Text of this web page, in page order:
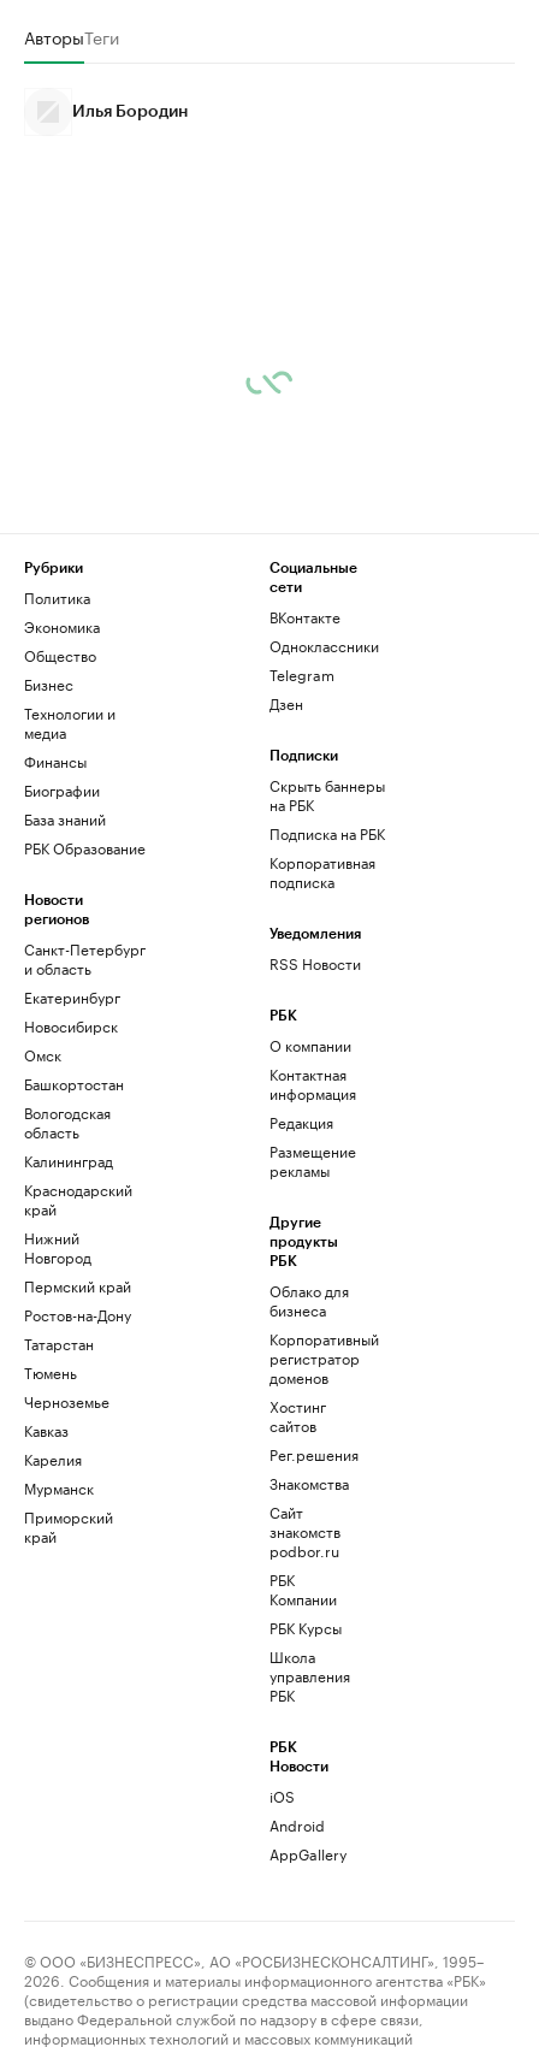
АвторыТеги
Илья Бородин
Рубрики
Политика
Экономика
Общество
Бизнес
Технологии и
медиа
Финансы
Биографии
База знаний
РБК Образование
Новости
регионов
Санкт-Петербург
и область
Екатеринбург
Новосибирск
Омск
Башкортостан
Вологодская
область
Калининград
Краснодарский
край
Нижний
Новгород
Пермский край
Ростов-на-Дону
Татарстан
Тюмень
Черноземье
Кавказ
Карелия
Мурманск
Приморский
край
Социальные
сети
ВКонтакте
Одноклассники
Telegram
Дзен
Подписки
Скрыть баннеры
на РБК
Подписка на РБК
Корпоративная
подписка
Уведомления
RSS Новости
РБК
О компании
Контактная
информация
Редакция
Размещение
рекламы
Другие
продукты
РБК
Облако для
бизнеса
Корпоративный
регистратор
доменов
Хостинг
сайтов
Рег.решения
Знакомства
Сайт
знакомств
podbor.ru
РБК
Компании
РБК Курсы
Школа
управления
РБК
РБК
Новости
iOS
Android
AppGallery
© ООО «БИЗНЕСПРЕСС», АО «РОСБИЗНЕСКОНСАЛТИНГ», 1995–
2026. Сообщения и материалы информационного агентства «РБК»
(свидетельство о регистрации средства массовой информации
выдано Федеральной службой по надзору в сфере связи,
информационных технологий и массовых коммуникаций